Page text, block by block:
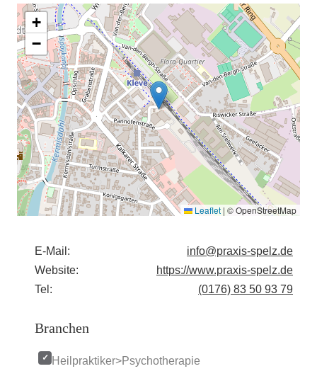
+
−
Leaflet | © OpenStreetMap
E-Mail:
info@praxis-spelz.de
Website:
https://www.praxis-spelz.de
Tel:
(0176) 83 50 93 79
Branchen
Heilpraktiker>Psychotherapie